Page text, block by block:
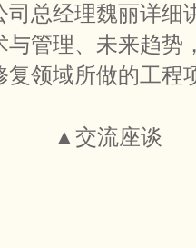
司总经理魏丽详细
与管理、未来趋势
复领域所做的工程
▲交流座谈